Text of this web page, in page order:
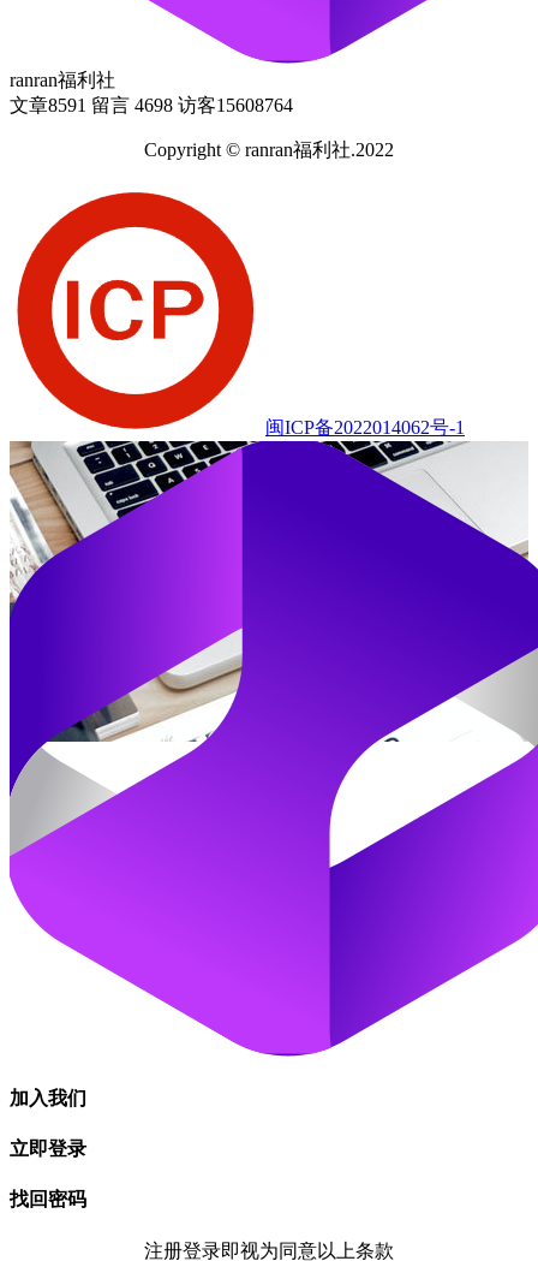
ranran福利社
文章8591 留言 4698 访客15608764
Copyright © ranran福利社.2022
闽ICP备2022014062号-1
加入我们
立即登录
找回密码
注册登录即视为同意以上条款